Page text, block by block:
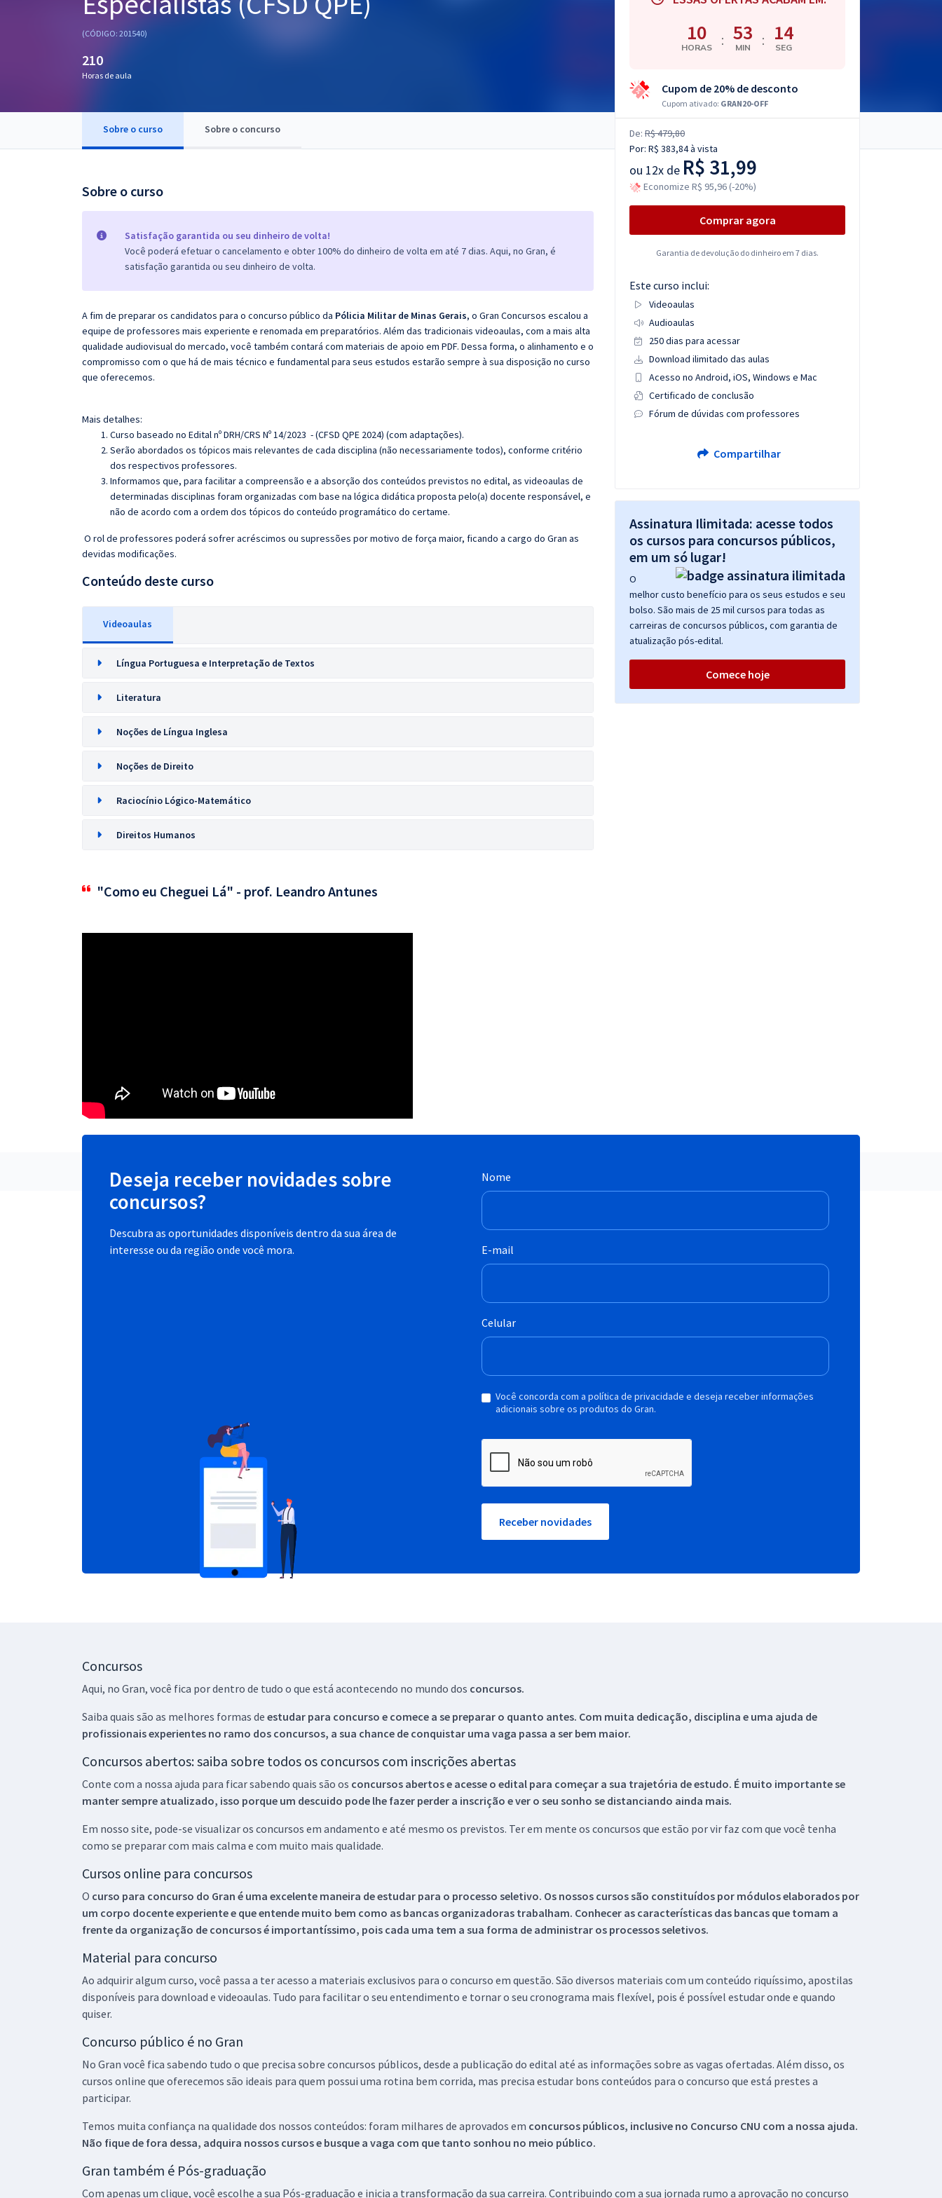
Questões grátis
(CÓDIGO: 201540)
210
Horas de aula
Sobre o curso Sobre o concurso
Sobre o curso
Satisfação garantida ou seu dinheiro de volta!
Você poderá efetuar o cancelamento e obter 100% do dinheiro de volta em até 7 dias. Aqui, no Gran, é
satisfação garantida ou seu dinheiro de volta.
A fim de preparar os candidatos para o concurso público da Pólicia Militar de Minas Gerais, o Gran Concursos escalou a
equipe de professores mais experiente e renomada em preparatórios. Além das tradicionais videoaulas, com a mais alta
qualidade audiovisual do mercado, você também contará com materiais de apoio em PDF. Dessa forma, o alinhamento e o
compromisso com o que há de mais técnico e fundamental para seus estudos estarão sempre à sua disposição no curso
que oferecemos.
Mais detalhes:
Curso baseado no Edital nº DRH/CRS Nº 14/2023 - (CFSD QPE 2024) (com adaptações).
Serão abordados os tópicos mais relevantes de cada disciplina (não necessariamente todos), conforme critério
dos respectivos professores.
Informamos que, para facilitar a compreensão e a absorção dos conteúdos previstos no edital, as videoaulas de
determinadas disciplinas foram organizadas com base na lógica didática proposta pelo(a) docente responsável, e
não de acordo com a ordem dos tópicos do conteúdo programático do certame.
O rol de professores poderá sofrer acréscimos ou supressões por motivo de força maior, ficando a cargo do Gran as
devidas modificações.
Conteúdo deste curso
Videoaulas
Língua Portuguesa e Interpretação de Textos
Literatura
Noções de Língua Inglesa
Noções de Direito
Raciocínio Lógico-Matemático
Direitos Humanos
"Como eu Cheguei Lá" - prof. Leandro Antunes
10
HORAS : 53
MIN : 13
SEG
Cupom de 20% de desconto
Cupom ativado: GRAN20-OFF
De: R$ 479,80
Por: R$ 383,84à vista
ou 12x de R$ 31,99
Economize R$ 95,96 (-20%)
Comprar agora
Garantia de devolução do dinheiro em 7 dias.
Este curso inclui:
Videoaulas
Audioaulas
250 dias para acessar
Download ilimitado das aulas
Acesso no Android, iOS, Windows e Mac
Certificado de conclusão
Fórum de dúvidas com professores
Compartilhar
Assinatura Ilimitada: acesse todos
os cursos para concursos públicos,
em um só lugar!
O
melhor custo benefício para os seus estudos e seu
bolso. São mais de 25 mil cursos para todas as
carreiras de concursos públicos, com garantia de
atualização pós-edital.
Comece hoje
Deseja receber novidades sobre
concursos?
Descubra as oportunidades disponíveis dentro da sua área de
interesse ou da região onde você mora.
Nome
E-mail
Celular
Você concorda com a política de privacidade e deseja receber informações
adicionais sobre os produtos do Gran.
Receber novidades
Concursos
Aqui, no Gran, você fica por dentro de tudo o que está acontecendo no mundo dos concursos.
Saiba quais são as melhores formas de estudar para concurso e comece a se preparar o quanto antes. Com muita dedicação, disciplina e uma ajuda de
profissionais experientes no ramo dos concursos, a sua chance de conquistar uma vaga passa a ser bem maior.
Concursos abertos: saiba sobre todos os concursos com inscrições abertas
Conte com a nossa ajuda para ficar sabendo quais são os concursos abertos e acesse o edital para começar a sua trajetória de estudo. É muito importante se
manter sempre atualizado, isso porque um descuido pode lhe fazer perder a inscrição e ver o seu sonho se distanciando ainda mais.
Em nosso site, pode-se visualizar os concursos em andamento e até mesmo os previstos. Ter em mente os concursos que estão por vir faz com que você tenha
como se preparar com mais calma e com muito mais qualidade.
Cursos online para concursos
O curso para concurso do Gran é uma excelente maneira de estudar para o processo seletivo. Os nossos cursos são constituídos por módulos elaborados por
um corpo docente experiente e que entende muito bem como as bancas organizadoras trabalham. Conhecer as características das bancas que tomam a
frente da organização de concursos é importantíssimo, pois cada uma tem a sua forma de administrar os processos seletivos.
Material para concurso
Ao adquirir algum curso, você passa a ter acesso a materiais exclusivos para o concurso em questão. São diversos materiais com um conteúdo riquíssimo, apostilas
disponíveis para download e videoaulas. Tudo para facilitar o seu entendimento e tornar o seu cronograma mais flexível, pois é possível estudar onde e quando
quiser.
Concurso público é no Gran
No Gran você fica sabendo tudo o que precisa sobre concursos públicos, desde a publicação do edital até as informações sobre as vagas ofertadas. Além disso, os
cursos online que oferecemos são ideais para quem possui uma rotina bem corrida, mas precisa estudar bons conteúdos para o concurso que está prestes a
participar.
Temos muita confiança na qualidade dos nossos conteúdos: foram milhares de aprovados em concursos públicos, inclusive no Concurso CNU com a nossa ajuda.
Não fique de fora dessa, adquira nossos cursos e busque a vaga com que tanto sonhou no meio público.
Gran também é Pós-graduação
Com apenas um clique, você escolhe a sua Pós-graduação e inicia a transformação da sua carreira. Contribuindo com a sua jornada rumo a aprovação no concurso